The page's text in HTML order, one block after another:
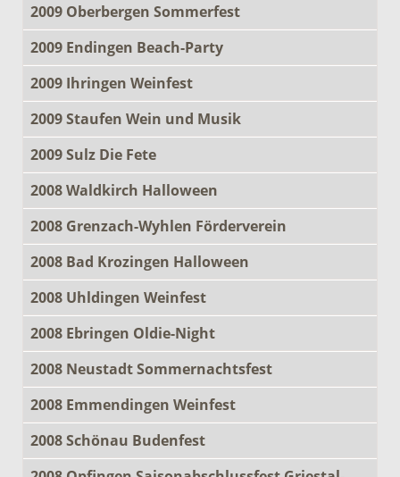
2009 Oberbergen Sommerfest
2009 Endingen Beach-Party
2009 Ihringen Weinfest
2009 Staufen Wein und Musik
2009 Sulz Die Fete
2008 Waldkirch Halloween
2008 Grenzach-Wyhlen Förderverein
2008 Bad Krozingen Halloween
2008 Uhldingen Weinfest
2008 Ebringen Oldie-Night
2008 Neustadt Sommernachtsfest
2008 Emmendingen Weinfest
2008 Schönau Budenfest